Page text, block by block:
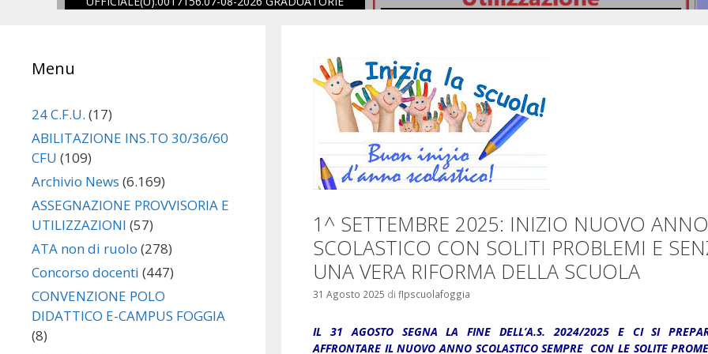
1^ SETTEMBRE 2025: INIZIO NUOVO ANNO
SCOLASTICO CON SOLITI PROBLEMI E
UNA VERA RIFORMA DELLA SCUOLA
31 Agosto 2025 di flpscuolafoggia
IL 31 AGOSTO SEGNA LA FINE DELL’A.S. 2024/2025 E CI SI
AFFRONTARE IL NUOVO ANNO SCOLASTICO SEMPRE CON LE SOLITE
Menu
24 C.F.U. (17)
ABILITAZIONE INS.TO 30/36/60
CFU (109)
Archivio News (6.169)
ASSEGNAZIONE PROVVISORIA E
UTILIZZAZIONI (57)
ATA non di ruolo (278)
Concorso docenti (447)
CONVENZIONE POLO
DIDATTICO E-CAMPUS FOGGIA
(8)